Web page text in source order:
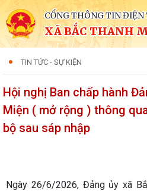
CỔNG THÔNG TIN ĐIỆN
XÃ BẮC THANH
TIN TỨC - SỰ KIỆN
Hội nghị Ban chấp hành
Miện ( mở rộng ) thông
bộ sau sáp nhập
Ngày 26/6/2026, Đảng ủy xã